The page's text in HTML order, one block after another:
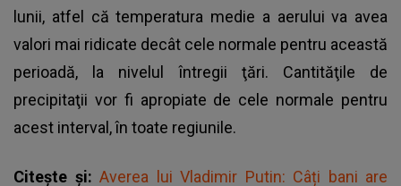
lunii, atfel că temperatura medie a aerului va avea
valori mai ridicate decât cele normale pentru această
perioadă, la nivelul întregii ţări. Cantităţile de
precipitaţii vor fi apropiate de cele normale pentru
acest interval, în toate regiunile.
Citește și: Averea lui Vladimir Putin: Câți bani are